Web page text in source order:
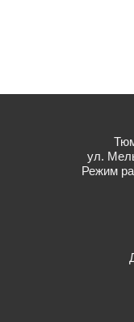
ул.
Режим